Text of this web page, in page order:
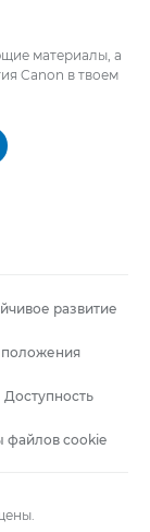
материалы, а
Canon в твоем
развитие
положения
Доступность
файлов cookie